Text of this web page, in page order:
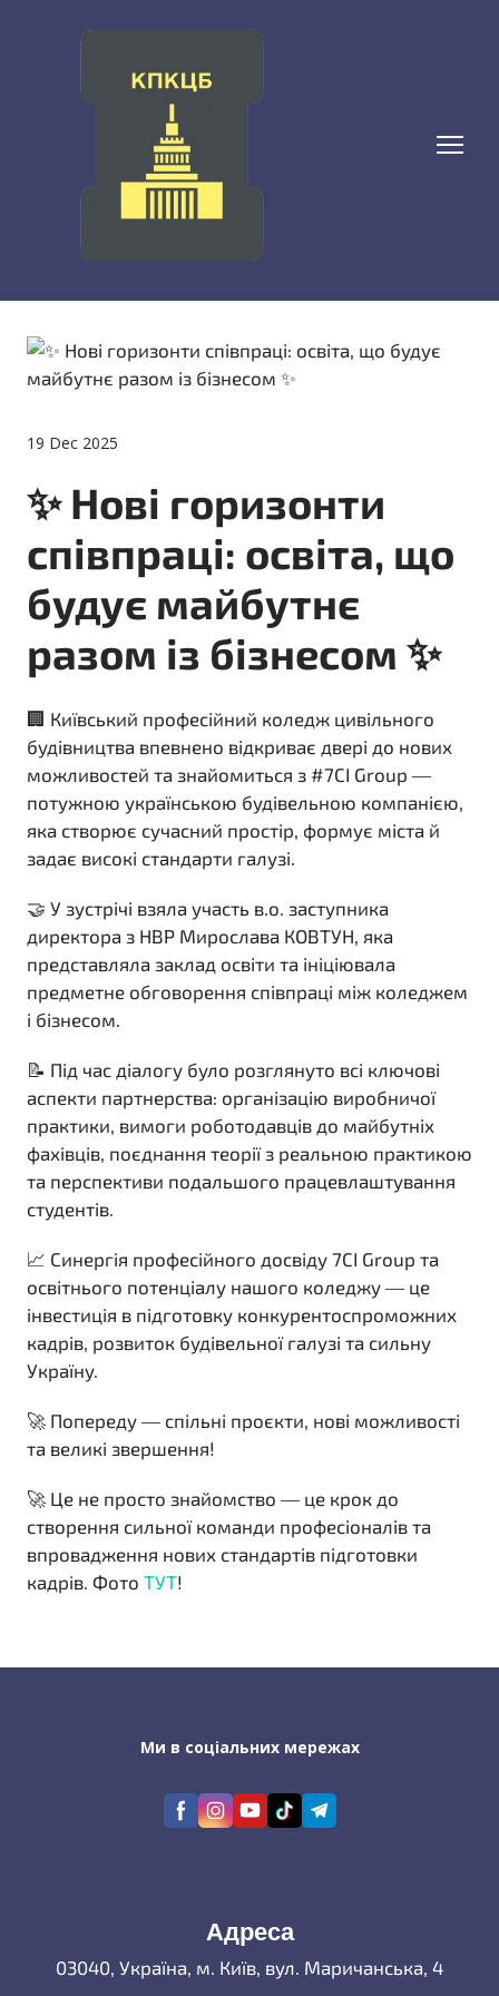
19 Dec 2025
✨ Нові горизонти
співпраці: освіта, що
будує майбутнє
разом із бізнесом ✨
🏢 Київський професійний коледж цивільного
будівництва впевнено відкриває двері до нових
можливостей та знайомиться з #7CI Group —
потужною українською будівельною компанією,
яка створює сучасний простір, формує міста й
задає високі стандарти галузі.
🤝 У зустрічі взяла участь в.о. заступника
директора з НВР Мирослава КОВТУН, яка
представляла заклад освіти та ініціювала
предметне обговорення співпраці між коледжем
і бізнесом.
📝 Під час діалогу було розглянуто всі ключові
аспекти партнерства: організацію виробничої
практики, вимоги роботодавців до майбутніх
фахівців, поєднання теорії з реальною практикою
та перспективи подальшого працевлаштування
студентів.
📈 Синергія професійного досвіду 7CI Group та
освітнього потенціалу нашого коледжу — це
інвестиція в підготовку конкурентоспроможних
кадрів, розвиток будівельної галузі та сильну
Україну.
🚀 Попереду — спільні проєкти, нові можливості
та великі звершення!
🚀 Це не просто знайомство — це крок до
створення сильної команди професіоналів та
впровадження нових стандартів підготовки
кадрів. Фото ТУТ!
Ми в соціальних мережах
Адреса
03040, Україна, м. Київ, вул. Маричанська, 4